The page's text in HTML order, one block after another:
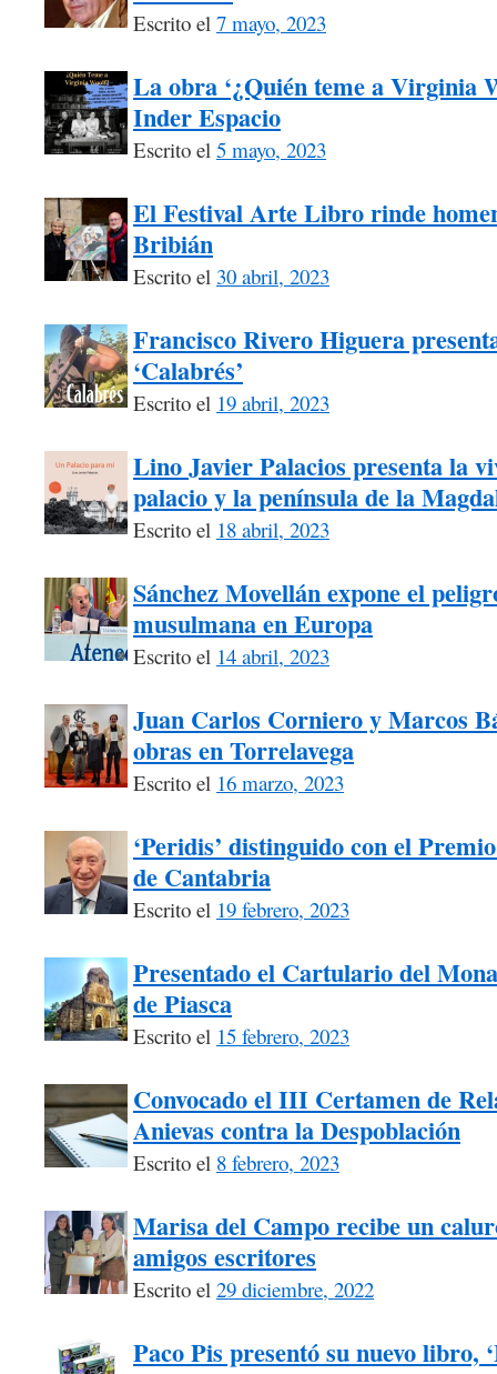
Escrito el 7 mayo, 2023
La obra ‘¿Quién teme a Virginia
Inder Espacio
Escrito el 5 mayo, 2023
El Festival Arte Libro rinde
Bribián
Escrito el 30 abril, 2023
Francisco Rivero Higuera
‘Calabrés’
Escrito el 19 abril, 2023
Lino Javier Palacios presenta la
palacio y la península de la
Escrito el 18 abril, 2023
Sánchez Movellán expone el
musulmana en Europa
Escrito el 14 abril, 2023
Juan Carlos Corniero y Marcos
obras en Torrelavega
Escrito el 16 marzo, 2023
‘Peridis’ distinguido con el
de Cantabria
Escrito el 19 febrero, 2023
Presentado el Cartulario del
de Piasca
Escrito el 15 febrero, 2023
Convocado el III Certamen de
Anievas contra la Despoblación
Escrito el 8 febrero, 2023
Marisa del Campo recibe un
amigos escritores
Escrito el 29 diciembre, 2022
Paco Pis presentó su nuevo libro,